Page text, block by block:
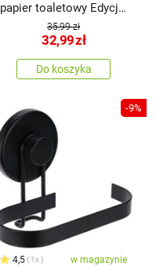
papier toaletowy Edycja
świąteczna, 4 szt.
35,99 zł
32,99zł
Do koszyka
-9%
4,5 1x w magazynie